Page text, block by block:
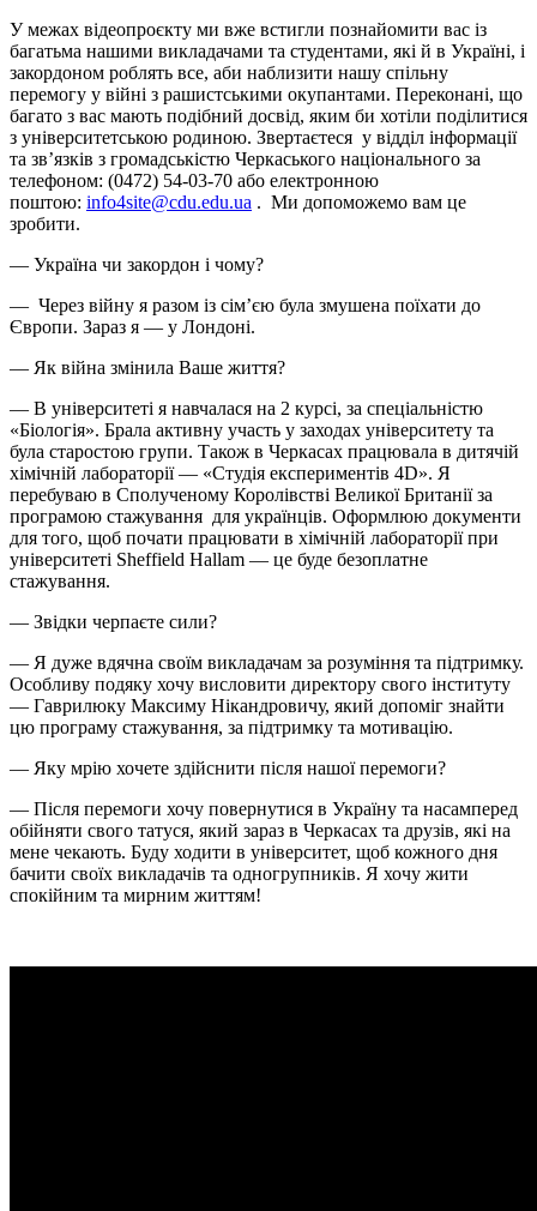
У межах відеопроєкту ми вже встигли познайомити вас із
багатьма нашими викладачами та студентами, які й в Україні, і
закордоном роблять все, аби наблизити нашу спільну
перемогу у війні з рашистськими окупантами. Переконані, що
багато з вас мають подібний досвід, яким би хотіли поділитися
з університетською родиною. Звертаєтеся у відділ інформації
та зв’язків з громадськістю Черкаського національного за
телефоном: (0472) 54-03-70 або електронною
поштою: info4site@cdu.edu.ua . Ми допоможемо вам це
зробити.
— Україна чи закордон і чому?
— Через війну я разом із сім’єю була змушена поїхати до
Європи. Зараз я — у Лондоні.
— Як війна змінила Ваше життя?
— В університеті я навчалася на 2 курсі, за спеціальністю
«Біологія». Брала активну участь у заходах університету та
була старостою групи. Також в Черкасах працювала в дитячій
хімічній лабораторії — «Студія експериментів 4D». Я
перебуваю в Сполученому Королівстві Великої Британії за
програмою стажування для українців. Оформлюю документи
для того, щоб почати працювати в хімічній лабораторії при
університеті Sheffield Hallam — це буде безоплатне
стажування.
— Звідки черпаєте сили?
— Я дуже вдячна своїм викладачам за розуміння та підтримку.
Особливу подяку хочу висловити директору свого інституту
— Гаврилюку Максиму Нікандровичу, який допоміг знайти
цю програму стажування, за підтримку та мотивацію.
— Яку мрію хочете здійснити після нашої перемоги?
— Після перемоги хочу повернутися в Україну та насамперед
обійняти свого татуся, який зараз в Черкасах та друзів, які на
мене чекають. Буду ходити в університет, щоб кожного дня
бачити своїх викладачів та одногрупників. Я хочу жити
спокійним та мирним життям!